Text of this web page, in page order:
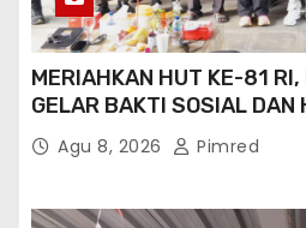
MERIAHKAN HUT KE-81
GELAR BAKTI SOSIAL DAN
LAYANAN PASPOR DI
Agu 8, 2026 Pimred